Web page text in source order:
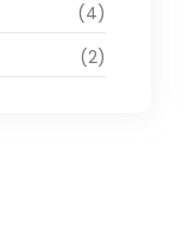
(4)
(2)